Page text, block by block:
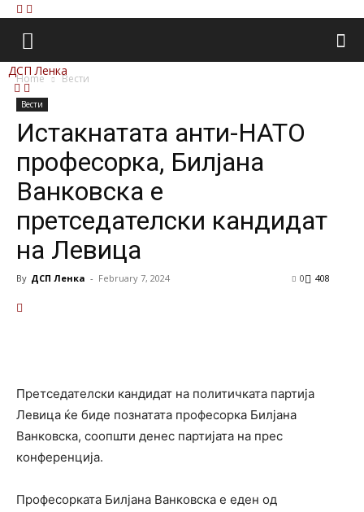
ДСП Ленка
Home Вести
Вести
Истакнатата анти-НАТО
професорка, Билјана
Ванковска е
претседателски кандидат
на Левица
By ДСП Ленка - February 7, 2024 408
0
Претседателски кандидат на политичката партија
Левица ќе биде познатата професорка Билјана
Ванковска, соопшти денес партијата на прес
конференција.
Професорката Билјана Ванковска е еден од